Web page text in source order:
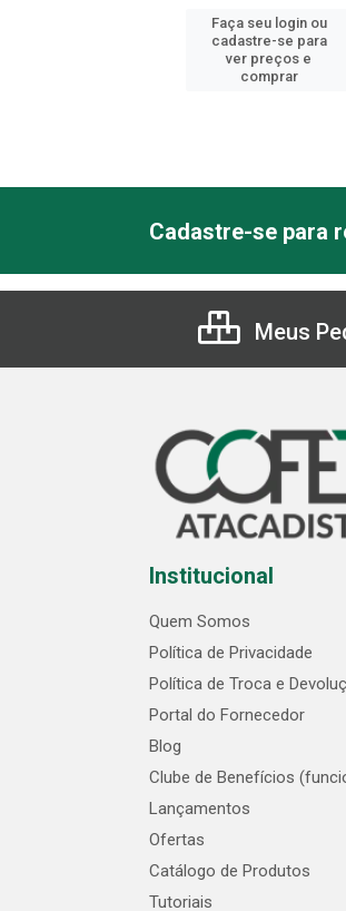
Faça seu login ou
cadastre-se para
ver preços e
comprar
Cadastre-se para
Meus
Institucional
Quem Somos
Política de Privacidade
Política de Troca e
Portal do Fornecedor
Blog
Clube de Benefícios
Lançamentos
Ofertas
Catálogo de Produtos
Tutoriais